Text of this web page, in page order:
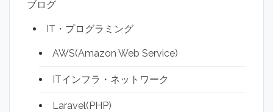
ブログ
IT・プログラミング
AWS(Amazon Web Service)
ITインフラ・ネットワーク
Laravel(PHP)